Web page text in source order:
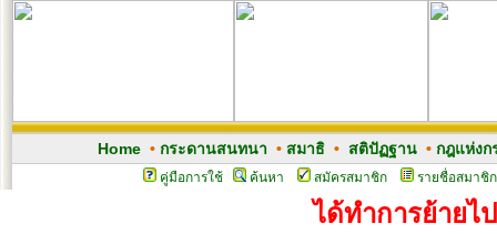
Home• กระดานสนทนา • สมาธิ• สติปัฏฐาน• กฎแห่งก
คู่มือการใช้ ค้นหา สมัครสมาชิก รายชื่อสมาชิก
ได้ทำการย้ายไ